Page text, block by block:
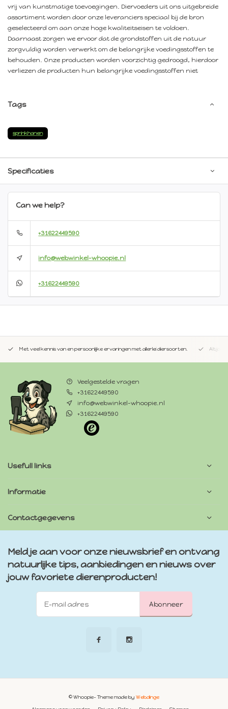
vrij van kunstmatige toevoegingen. Diervoeders uit ons uitgebreide
assortiment worden door onze leveranciers speciaal bij de bron
geselecteerd om aan onze hoge kwaliteitseisen te voldoen.
Daarnaast zorgen we ervoor dat de grondstoffen uit de natuur
zorgvuldig worden verwerkt om de belangrijke voedingsstoffen te
behouden. Onze producten worden voorzichtig gedroogd, hierdoor
verliezen de producten hun belangrijke voedingsstoffen niet
Tags
sprinkhanen
Specificaties
Can we help?
+31622449590
info@webwinkel-whoopie.nl
+31622449590
Met veel kennis van en persoonlijke ervaringen met allerlei diersoorten. Altijd
Veelgestelde vragen
+31622449590
info@webwinkel-whoopie.nl
+31622449590
Usefull links
Informatie
Contactgegevens
Meld je aan voor onze nieuwsbrief en ontvang
natuurlijke tips, aanbiedingen en nieuws over
jouw favoriete dierenproducten!
Abonneer
© Whoopie- Theme made by Webdinge